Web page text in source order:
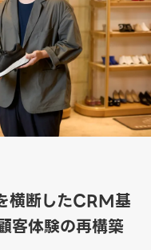
横断したCRM基
客体験の再構築